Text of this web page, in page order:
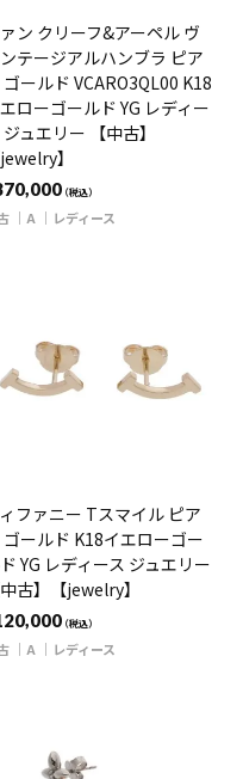
ン クリーフ&アーペル ヴ
テージアルハンブラ ピア
ゴールド VCARO3QL00 K18
ローゴールド YG レディー
ュエリー 【中古】
jewelry】
（税込）
A レディース
ファニー Tスマイル ピア
ゴールド K18イエローゴー
YG レディース ジュエリー
中古】【jewelry】
（税込）
A レディース